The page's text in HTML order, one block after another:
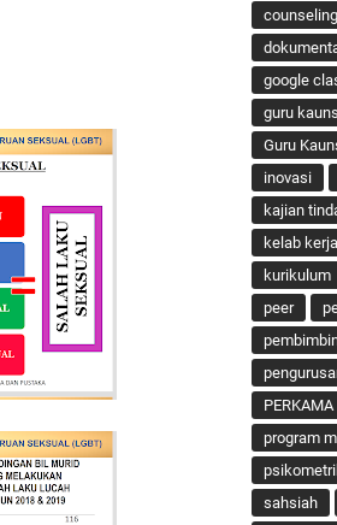
google
guru
Guru
inovasi
kajian
kelab
kurikulum
peer
PERKAMA
program
sahsiah